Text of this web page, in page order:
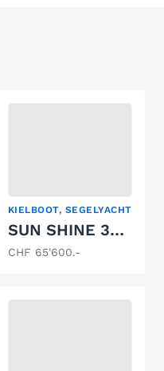
KIELBOOT, SEGELYACHT
SUN SHINE 38 Cevlar
CHF 65'600.-